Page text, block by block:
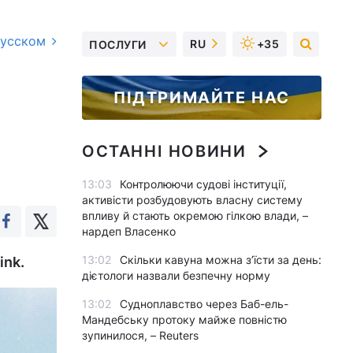
ПОСЛУГИ RU +35
ПІДТРИМАЙТЕ НАС
ОСТАННІ НОВИНИ
13:03
Контролюючи судові інституції,
активісти розбудовують власну систему
впливу й стають окремою гілкою влади, –
нардеп Власенко
13:02
Скільки кавуна можна з’їсти за день:
дієтологи назвали безпечну норму
13:02
Судноплавство через Баб-ель-
Мандебську протоку майже повністю
зупинилося, – Reuters